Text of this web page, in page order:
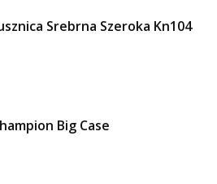
Srebrna Szeroka Kn104
Big Case